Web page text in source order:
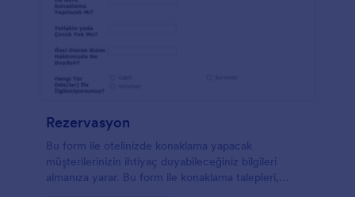
Rezervasyon
Bu form ile otelinizde konaklama yapacak
müşterilerinizin ihtiyaç duyabileceğiniz bilgileri
almanıza yarar. Bu form ile konaklama talepleri,